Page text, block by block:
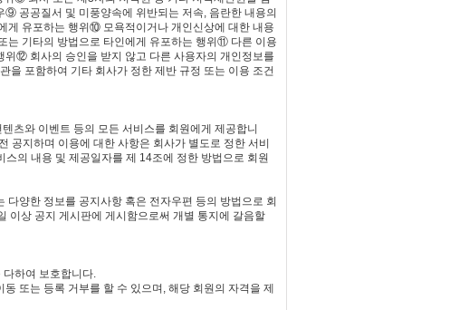
공공질서 및 미풍양속에 위반되는 저속, 음란한 내용의
게 유포하는 행위⑩ 모욕적이거나 개인신상에 대한 내용
는 기타의 방법으로 타인에게 유포하는 행위⑪ 다른 이용
위⑫ 회사의 승인을 받지 않고 다른 사용자의 개인정보를
포함하여 기타 회사가 정한 제반 규정 또는 이용 조건
츠와 이벤트 등의 모든 서비스를 회원에게 제공합니
공지하며 이용에 대한 사항은 회사가 별도로 정한 서비
의 내용 및 제공일자를 제 14조에 정한 방법으로 회원
양한 정보를 공지사항 혹은 전자우편 등의 방법으로 회
이상 공지 게시판에 게시함으로써 개별 통지에 갈음할
다하여 보호합니다.
또는 등록 거부를 할 수 있으며, 해당 회원의 자격을 제